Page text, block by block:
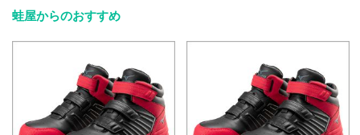
蛙屋からのおすすめ